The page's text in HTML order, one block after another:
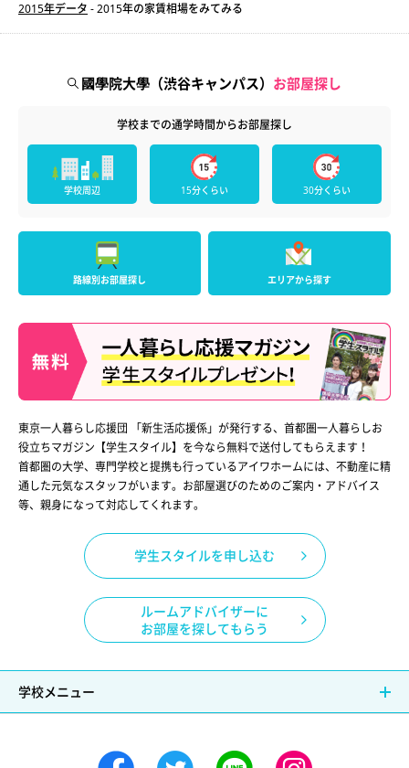
2015年データ - 2015年の家賃相場をみてみる
國學院大學（渋谷キャンパス） お部屋探し
学校までの通学時間からお部屋探し
学校周辺 15分くらい 30分くらい
路線別お部屋探し エリアから探す
東京一人暮らし応援団 「新生活応援係」が発行する、首都圏一人暮らしお
役立ちマガジン【学生スタイル】を今なら無料で送付してもらえます！
首都圏の大学、専門学校と提携も行っているアイワホームには、不動産に精
通した元気なスタッフがいます。お部屋選びのためのご案内・アドバイス
等、親身になって対応してくれます。
学生スタイルを申し込む
ルームアドバイザーに
お部屋を探してもらう
学校メニュー